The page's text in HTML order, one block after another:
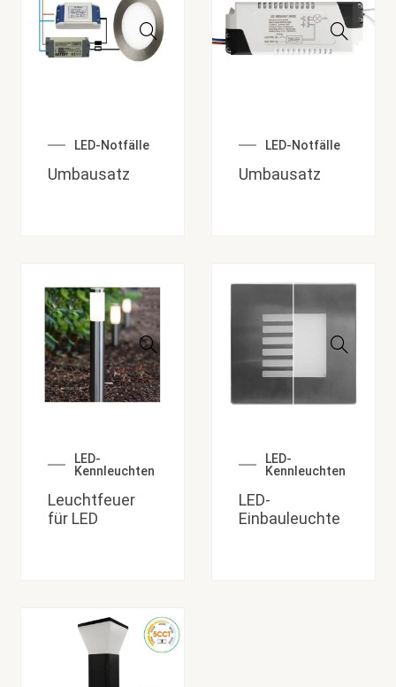
LED-Notfälle
Umbausatz
LED-Notfälle
Umbausatz
LED-
Kennleuchten
Leuchtfeuer
für LED
LED-
Kennleuchten
LED-
Einbauleuchte